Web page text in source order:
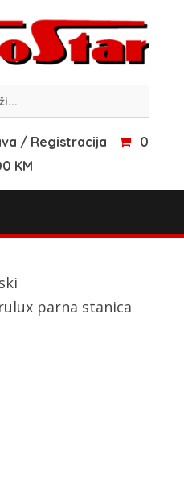
/ Registracija
0
KM
parna stanica